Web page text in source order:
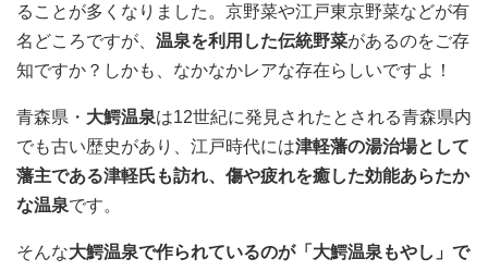
ることが多くなりました。京野菜や江戸東京野菜などが有
名どころですが、 温泉を利用した伝統野菜があるのをご存
知ですか？しかも、なかなかレアな存在らしいですよ！
青森県・ 大鰐温泉は12世紀に発見されたとされる青森県内
でも古い歴史があり、江戸時代には津軽藩の湯治場として
藩主である津軽氏も訪れ、傷や疲れを癒した効能あらたか
な温泉です。
そんな大鰐温泉で作られているのが「大鰐温泉もやし」で